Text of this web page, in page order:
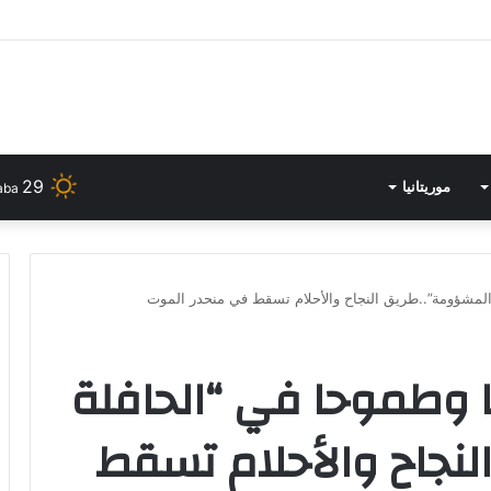
موريتانيا 29
29 حلما وطموحا في “الحافلة
والأحلام تسقط